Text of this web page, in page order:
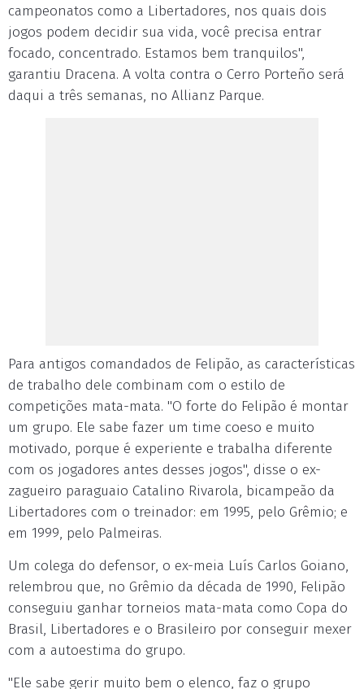
campeonatos como a Libertadores, nos quais dois
jogos podem decidir sua vida, você precisa entrar
focado, concentrado. Estamos bem tranquilos",
garantiu Dracena. A volta contra o Cerro Porteño será
daqui a três semanas, no Allianz Parque.
Para antigos comandados de Felipão, as características
de trabalho dele combinam com o estilo de
competições mata-mata. "O forte do Felipão é montar
um grupo. Ele sabe fazer um time coeso e muito
motivado, porque é experiente e trabalha diferente
com os jogadores antes desses jogos", disse o ex-
zagueiro paraguaio Catalino Rivarola, bicampeão da
Libertadores com o treinador: em 1995, pelo Grêmio; e
em 1999, pelo Palmeiras.
Um colega do defensor, o ex-meia Luís Carlos Goiano,
relembrou que, no Grêmio da década de 1990, Felipão
conseguiu ganhar torneios mata-mata como Copa do
Brasil, Libertadores e o Brasileiro por conseguir mexer
com a autoestima do grupo.
"Ele sabe gerir muito bem o elenco, faz o grupo